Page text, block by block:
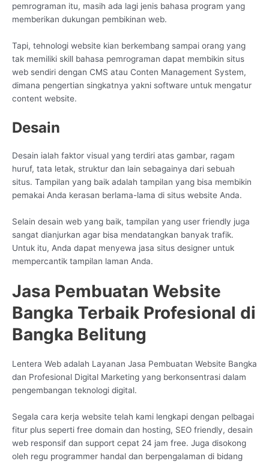
pemrograman itu, masih ada lagi jenis bahasa program yang
memberikan dukungan pembikinan web.
Tapi, tehnologi website kian berkembang sampai orang yang
tak memiliki skill bahasa pemrograman dapat membikin situs
web sendiri dengan CMS atau Conten Management System,
dimana pengertian singkatnya yakni software untuk mengatur
content website.
Desain
Desain ialah faktor visual yang terdiri atas gambar, ragam
huruf, tata letak, struktur dan lain sebagainya dari sebuah
situs. Tampilan yang baik adalah tampilan yang bisa membikin
pemakai Anda kerasan berlama-lama di situs website Anda.
Selain desain web yang baik, tampilan yang user friendly juga
sangat dianjurkan agar bisa mendatangkan banyak trafik.
Untuk itu, Anda dapat menyewa jasa situs designer untuk
mempercantik tampilan laman Anda.
Jasa Pembuatan Website
Bangka Terbaik Profesional di
Bangka Belitung
Lentera Web adalah Layanan Jasa Pembuatan Website Bangka
dan Profesional Digital Marketing yang berkonsentrasi dalam
pengembangan teknologi digital.
Segala cara kerja website telah kami lengkapi dengan pelbagai
fitur plus seperti free domain dan hosting, SEO friendly, desain
web responsif dan support cepat 24 jam free. Juga disokong
oleh regu programmer handal dan berpengalaman di bidang